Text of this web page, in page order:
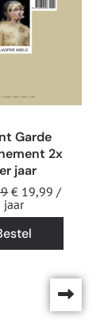
Garde
2x
jaar
€ 19,99 /
jaar